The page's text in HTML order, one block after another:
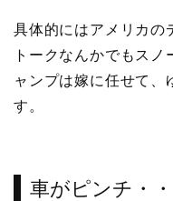
具体的にはアメリカの
トークなんかでもス
ャンプは嫁に任せて、
す。
車がピンチ・・